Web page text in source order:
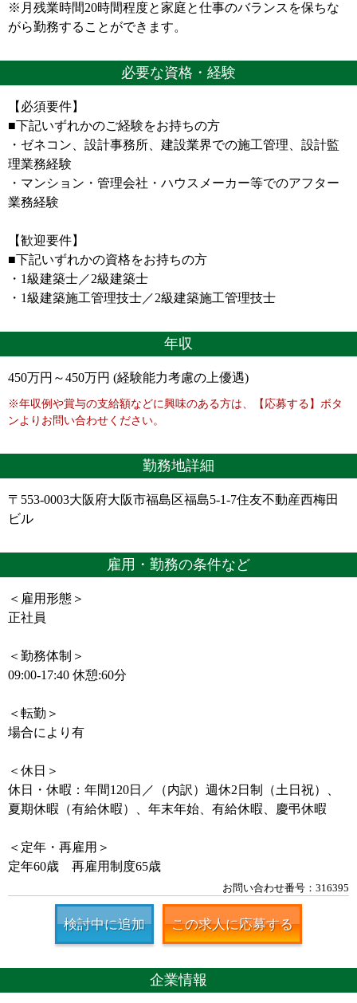
※月残業時間20時間程度と家庭と仕事のバランスを保ちな
がら勤務することができます。
必要な資格・経験
【必須要件】
■下記いずれかのご経験をお持ちの方
・ゼネコン、設計事務所、建設業界での施工管理、設計監
理業務経験
・マンション・管理会社・ハウスメーカー等でのアフター
業務経験
【歓迎要件】
■下記いずれかの資格をお持ちの方
・1級建築士／2級建築士
・1級建築施工管理技士／2級建築施工管理技士
年収
450万円～450万円 (経験能力考慮の上優遇)
※年収例や賞与の支給額などに興味のある方は、【応募する】ボタ
ンよりお問い合わせください。
勤務地詳細
〒553-0003大阪府大阪市福島区福島5-1-7住友不動産西梅田
ビル
雇用・勤務の条件など
＜雇用形態＞
正社員
＜勤務体制＞
09:00-17:40 休憩:60分
＜転勤＞
場合により有
＜休日＞
休日・休暇：年間120日／（内訳）週休2日制（土日祝）、
夏期休暇（有給休暇）、年末年始、有給休暇、慶弔休暇
＜定年・再雇用＞
定年60歳 再雇用制度65歳
お問い合わせ番号：316395
検討中に追加 この求人に応募する
企業情報